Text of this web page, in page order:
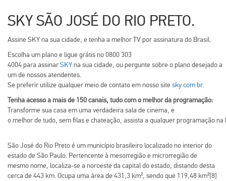
SKY SÃO JOSÉ DO RIO PRETO.
AssineSKYna sua cidade , etenha a melhorTVporassinatura do Brasil
Escolha umplanoe liguegrátisno 0800 303
4004para assinarSKYna sua cidade ouperguntesobreoplanodesejadoa
um denossosatendentes
Sepreferirutilizequalquermeiodecontatoemnossositesky com br.
Tenhaacessoamaisde 150canais, tudocom omelhordaprogramação:
Transformesua casa emuma verdadeira sala de cinema, e
omelhordetudo semfilasechateação assista a qualquerprogramaçãona
São José do Rio Preto é um município brasileiro localizado no interior do
estado de São Paulo. Pertencente à mesorregião e microrregião de
mesmo nome, localiza-se a noroeste da capital do estado, distando desta
cerca de 443 km. Ocupa uma área de 431,3 km², sendo que 119,48 km²[8]